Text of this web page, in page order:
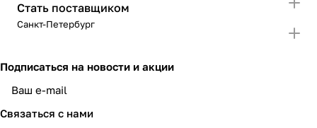
Стать поставщиком
Санкт-Петербург
Подписаться на новости и акции
Связаться с нами